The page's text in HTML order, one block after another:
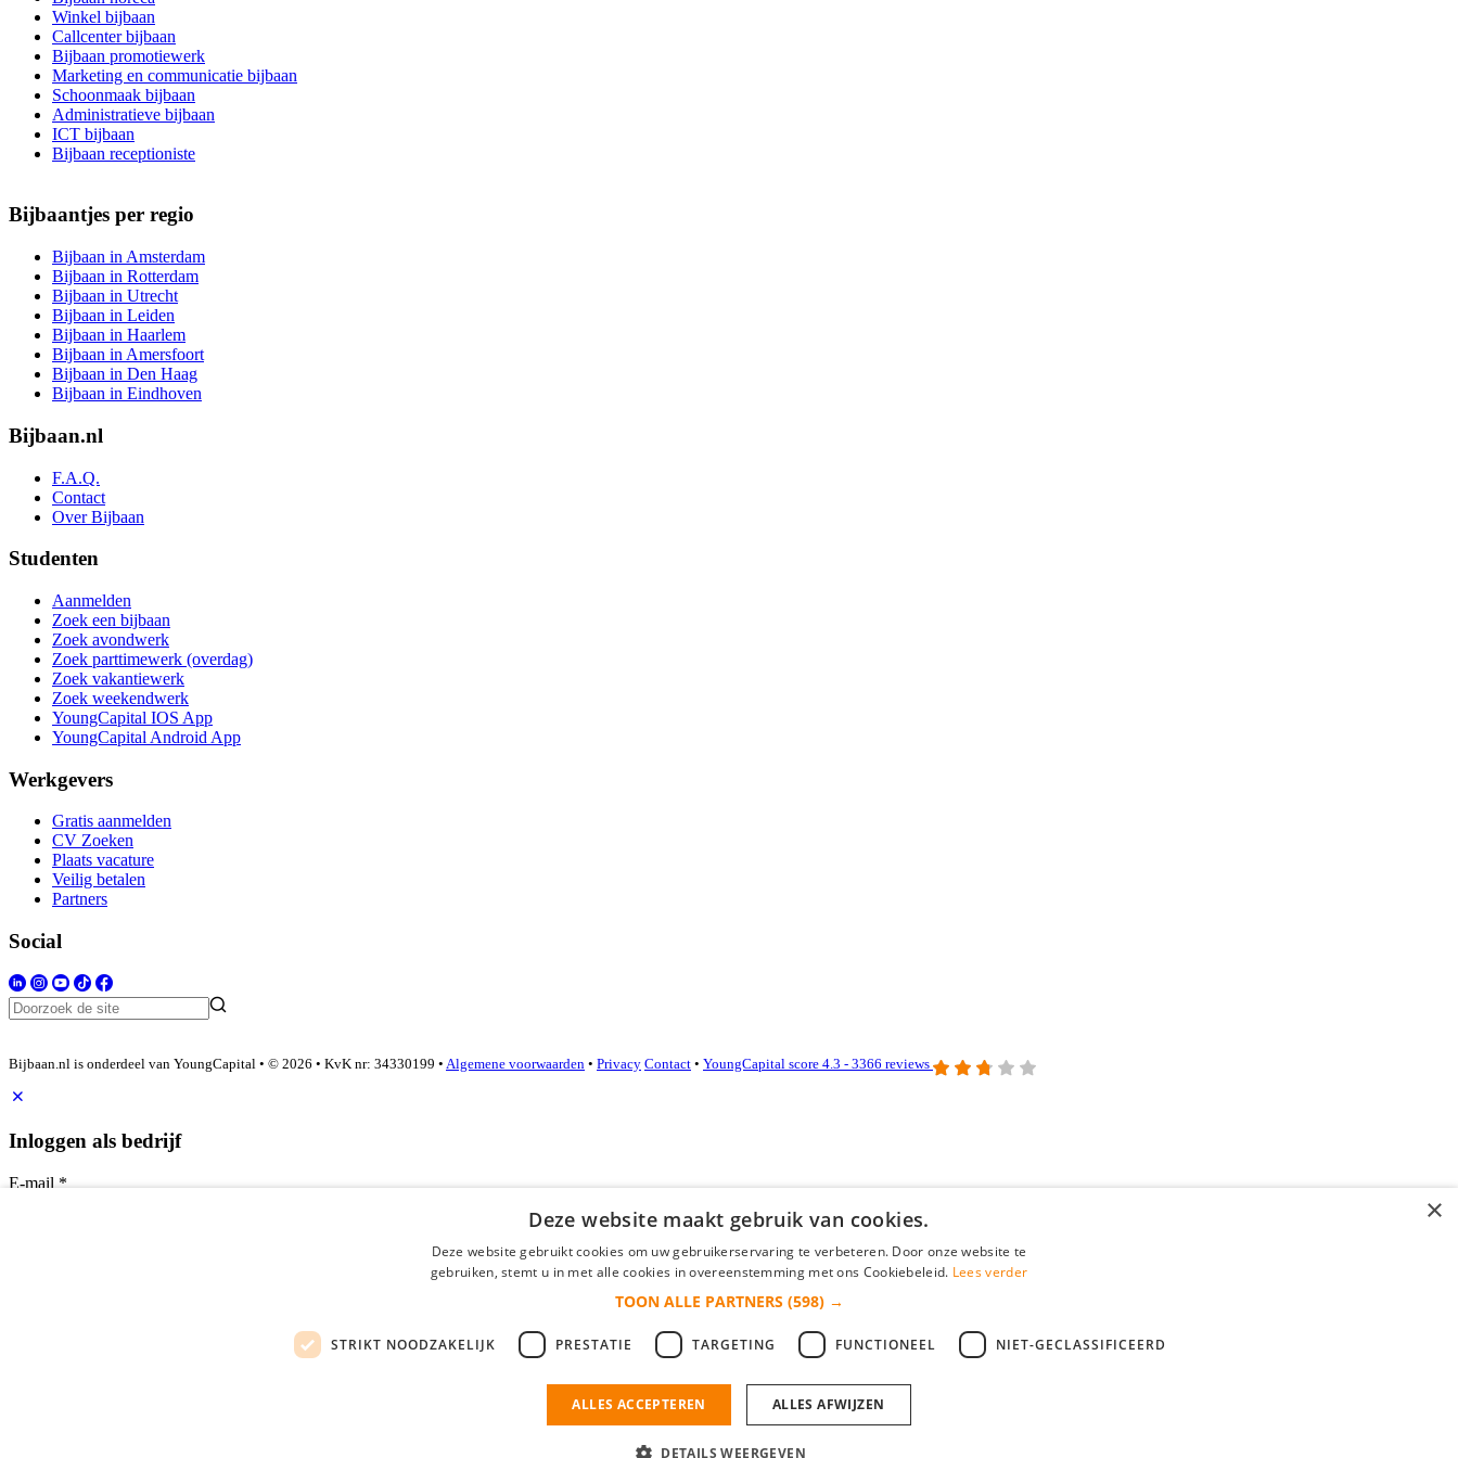
Winkel bijbaan
Callcenter bijbaan
Bijbaan promotiewerk
Marketing en communicatie bijbaan
Schoonmaak bijbaan
Administratieve bijbaan
ICT bijbaan
Bijbaan receptioniste
Bijbaantjes per regio
Bijbaan in Amsterdam
Bijbaan in Rotterdam
Bijbaan in Utrecht
Bijbaan in Leiden
Bijbaan in Haarlem
Bijbaan in Amersfoort
Bijbaan in Den Haag
Bijbaan in Eindhoven
Bijbaan.nl
F.A.Q.
Contact
Over Bijbaan
Studenten
Aanmelden
Zoek een bijbaan
Zoek avondwerk
Zoek parttimewerk (overdag)
Zoek vakantiewerk
Zoek weekendwerk
YoungCapital IOS App
YoungCapital Android App
Werkgevers
Gratis aanmelden
CV Zoeken
Plaats vacature
Veilig betalen
Partners
Social
Bijbaan.nl is onderdeel van YoungCapital • © 2026 • KvK nr: 34330199 • Algemene voorwaarden • Privacy Contact • YoungCapital score 4.3 - 3366 reviews
Inloggen als bedrijf
E-mail*
Na het aanmelden kun je meteen je vacature plaatsen en heb je je nieuwe collega/werknemer zo gevonden!
×
Deze website maakt gebruik van cookies.
Deze website gebruikt cookies om uw gebruikerservaring te verbeteren. Door onze website te
gebruiken, stemt u in met alle cookies in overeenstemming met ons Cookiebeleid. Lees verder
TOON ALLE PARTNERS (598) →
STRIKT NOODZAKELIJK PRESTATIE TARGETING FUNCTIONEEL NIET-GECLASSIFICEERD
ALLES ACCEPTEREN ALLES AFWIJZEN
DETAILS WEERGEVEN